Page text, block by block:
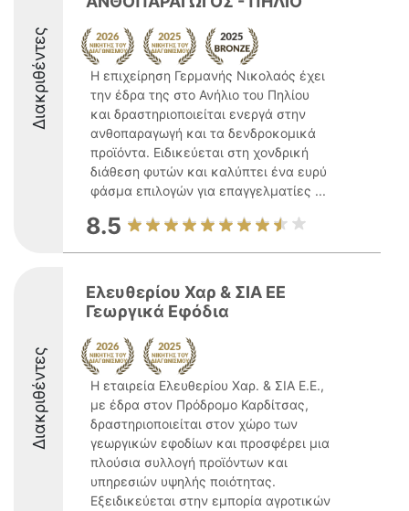
Διακριθέντες
Η επιχείρηση Γερμανής Νικολαός έχει
την έδρα της στο Ανήλιο του Πηλίου
και δραστηριοποιείται ενεργά στην
ανθοπαραγωγή και τα δενδροκομικά
προϊόντα. Ειδικεύεται στη χονδρική
διάθεση φυτών και καλύπτει ένα ευρύ
φάσμα επιλογών για επαγγελματίες ...
8.5
Διακριθέντες
Ελευθερίου Χαρ & ΣΙΑ ΕΕ
Γεωργικά Εφόδια
Η εταιρεία Ελευθερίου Χαρ. & ΣΙΑ Ε.Ε.,
με έδρα στον Πρόδρομο Καρδίτσας,
δραστηριοποιείται στον χώρο των
γεωργικών εφοδίων και προσφέρει μια
πλούσια συλλογή προϊόντων και
υπηρεσιών υψηλής ποιότητας.
Εξειδικεύεται στην εμπορία αγροτικών